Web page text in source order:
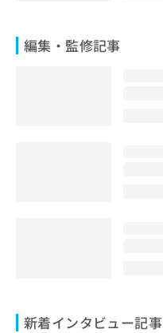
編集・監修記事
新着インタビュー記事